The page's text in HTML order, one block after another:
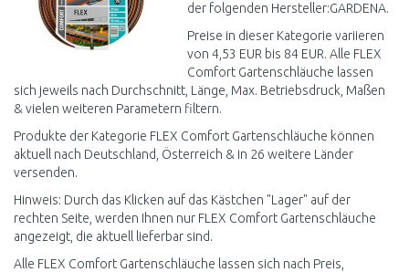
der folgenden Hersteller:GARDENA.
Preise in dieser Kategorie variieren
von 4,53 EUR bis 84 EUR. Alle FLEX
Comfort Gartenschläuche lassen
sich jeweils nach Durchschnitt, Länge, Max. Betriebsdruck, Maßen
& vielen weiteren Parametern filtern.
Produkte der Kategorie FLEX Comfort Gartenschläuche können
aktuell nach Deutschland, Österreich & in 26 weitere Länder
versenden.
Hinweis: Durch das Klicken auf das Kästchen "Lager" auf der
rechten Seite, werden Ihnen nur FLEX Comfort Gartenschläuche
angezeigt, die aktuell lieferbar sind.
Alle FLEX Comfort Gartenschläuche lassen sich nach Preis,